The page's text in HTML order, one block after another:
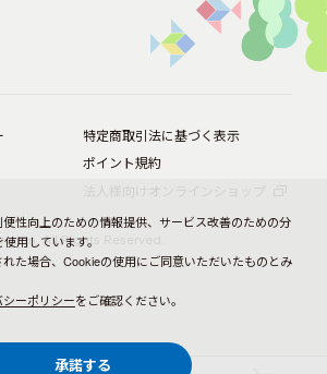
特定商取引法に基づく表示
ポイント規約
All Rights Reserved.
性向上のための情報提供、サービス改善のための分
用しています。
た場合、Cookieの使用にご同意いただいたものとみ
ーポリシーをご確認ください。
承諾する